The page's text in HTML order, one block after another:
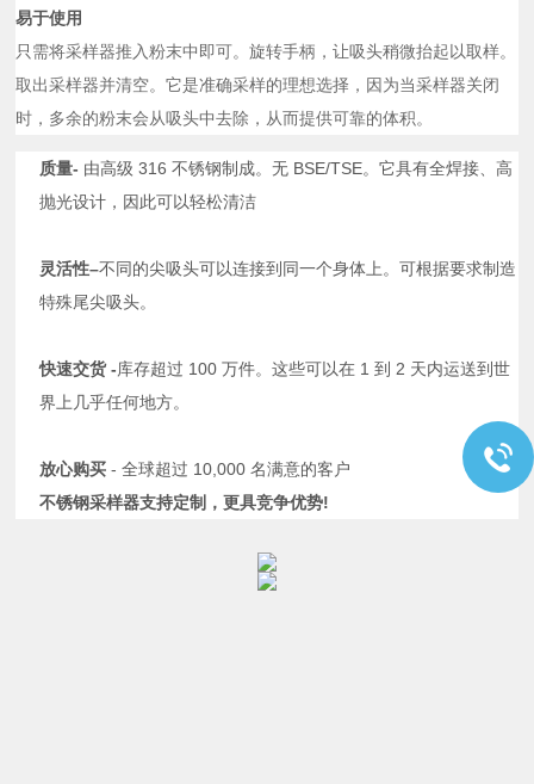
易于使用
只需将采样器推入粉末中即可。旋转手柄，让吸头稍微抬起以取样。
取出采样器并清空。它是准确采样的理想选择，因为当采样器关闭
时，多余的粉末会从吸头中去除，从而提供可靠的体积。
质量- 由高级 316 不锈钢制成。无 BSE/TSE。它具有全焊接、高
抛光设计，因此可以轻松清洁
灵活性–不同的尖吸头可以连接到同一个身体上。可根据要求制造
特殊尾尖吸头。
快速交货 -库存超过 100 万件。这些可以在 1 到 2 天内运送到世
界上几乎任何地方。
放心购买 - 全球超过 10,000 名满意的客户
不锈钢采样器支持定制，更具竞争优势!